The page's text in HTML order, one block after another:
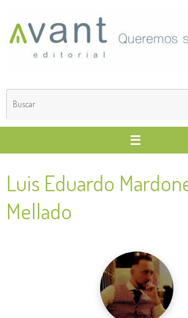
contenido
Luis Eduardo
Mellado